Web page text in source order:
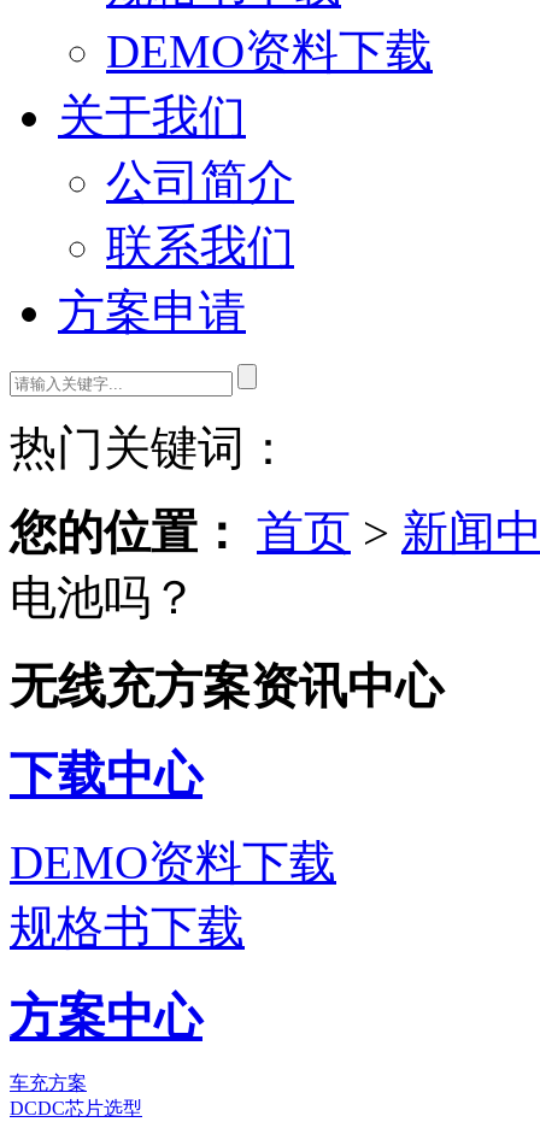
DEMO资料下载
关于我们
公司简介
联系我们
方案申请
热门关键词：
您的位置： 首页 > 新闻
电池吗？
无线充方案资讯中心
下载中心
DEMO资料下载
规格书下载
方案中心
车充方案
DCDC芯片选型